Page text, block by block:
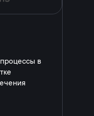
в